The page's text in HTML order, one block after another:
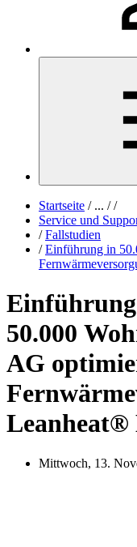
Startseite /... / /
Service und
/ Fallstudien
/ Einführung in
50.000
AG
Mittwoch, 13.